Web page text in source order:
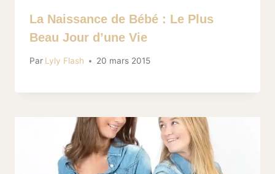
La Naissance de Bébé : Le Plus
Beau Jour d’une Vie
Par Lyly Flash 20 mars 2015